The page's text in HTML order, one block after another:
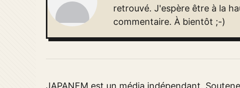
retrouvé. J'espère être à la
commentaire. À bientôt ;-)
JAPANFM est un média indépendant.